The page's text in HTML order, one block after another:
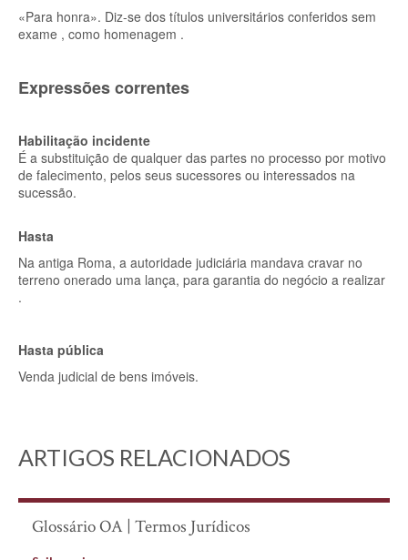
«Para honra». Diz-se dos títulos universitários conferidos sem
exame , como homenagem .
Expressões correntes
Habilitação incidente
É a substituição de qualquer das partes no processo por motivo
de falecimento, pelos seus sucessores ou interessados na
sucessão.
Hasta
Na antiga Roma, a autoridade judiciária mandava cravar no
terreno onerado uma lança, para garantia do negócio a realizar
.
Hasta pública
Venda judicial de bens imóveis.
ARTIGOS RELACIONADOS
Glossário OA | Termos Jurídicos